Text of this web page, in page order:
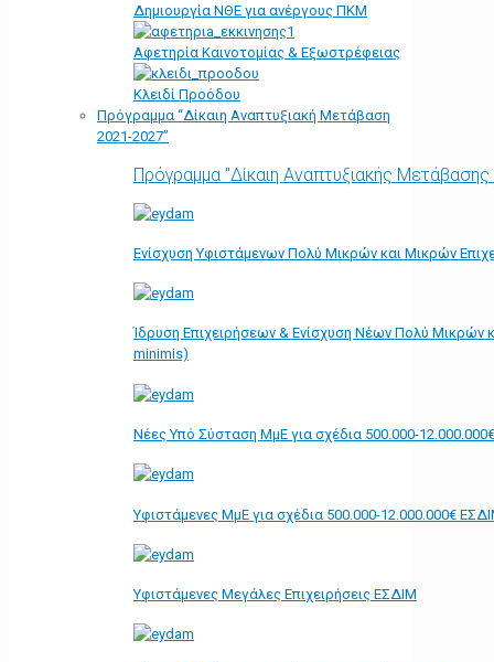
Δημιουργία ΝΘΕ για ανέργους ΠΚΜ
Αφετηρία Kαινοτομίας & Εξωστρέφειας
Κλειδί Προόδου
Πρόγραμμα “Δίκαιη Αναπτυξιακή Μετάβαση
2021-2027”
Πρόγραμμα "Δίκαιη Αναπτυξιακής
Ενίσχυση Υφιστάμενων Πολύ Μικρών και Μικρών
Ίδρυση Επιχειρήσεων & Ενίσχυση Νέων Πολύ Μικρών
minimis)
Νέες Υπό Σύσταση ΜμΕ για σχέδια 500.000-
Υφιστάμενες ΜμΕ για σχέδια 500.000-12.000.000€
Υφιστάμενες Μεγάλες Επιχειρήσεις ΕΣΔΙΜ